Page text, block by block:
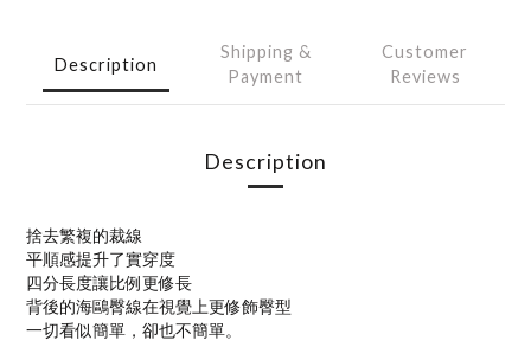
Description
Shipping &
Payment
Customer
Reviews
Description
捨去繁複的裁線
平順感提升了實穿度
四分長度讓比例更修長
背後的海鷗臀線在視覺上更修飾臀型
一切看似簡單，卻也不簡單。